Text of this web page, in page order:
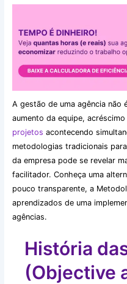
A gestão de uma agência não
aumento da equipe,
projetos acontecendo
metodologias tradicionais
da empresa pode se revelar
facilitador. Conheça uma
pouco transparente, a
aprendizados de uma
agências.
História
(Objective